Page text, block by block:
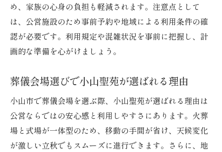
め、家族の心身の負担も軽減されます。注意点として
は、公営施設のため事前予約や地域による利用条件の確
認が必要です。利用規定や混雑状況を事前に把握し、計
画的な準備を心がけましょう。
葬儀会場選びで小山聖苑が選ばれる理由
小山市で葬儀会場を選ぶ際、小山聖苑が選ばれる理由は
公営ならではの安心感と利用しやすさにあります。火葬
場と式場が一体型のため、移動の手間が省け、天候変化
が激しい立秋でもスムーズに進行できます。さらに、地